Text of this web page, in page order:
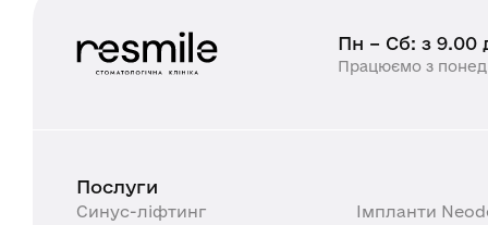
Пн – Сб: з 9.00
Працюємо з
Послуги
Синус-ліфтинг
Імпланти